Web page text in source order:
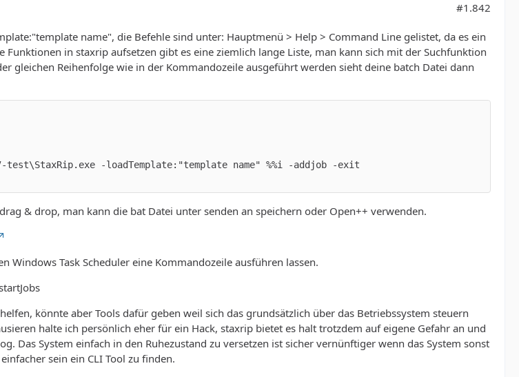
#1.842
name", die Befehle sind unter: Hauptmenü > Help > Command Line gelistet, da es ein
Funktionen in staxrip aufsetzen gibt es eine ziemlich lange Liste, man kann sich mit der Suchfunktion
gleichen Reihenfolge wie in der Kommandozeile ausgeführt werden sieht deine batch Datei dann
& drop, man kann die bat Datei unter senden an speichern oder Open++ verwenden.
Windows Task Scheduler eine Kommandozeile ausführen lassen.
könnte aber Tools dafür geben weil sich das grundsätzlich über das Betriebssystem steuern
halte ich persönlich eher für ein Hack, staxrip bietet es halt trotzdem auf eigene Gefahr an und
Das System einfach in den Ruhezustand zu versetzen ist sicher vernünftiger wenn das System sonst
sein ein CLI Tool zu finden.